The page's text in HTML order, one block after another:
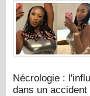
Nécrologie :
dans un accident